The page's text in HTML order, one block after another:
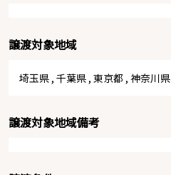
譲渡対象地域
埼玉県 , 千葉県 , 東京都 , 神奈川県
譲渡対象地域備考